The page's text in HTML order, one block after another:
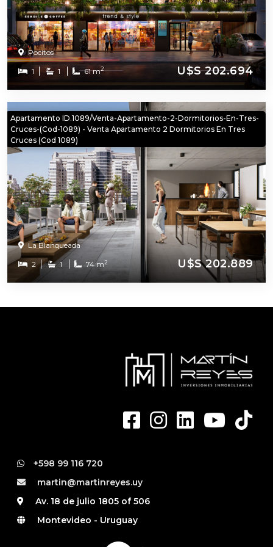
Pocitos
1 1 61 m2 U$S 202.694
Apartamento ID.1089/Venta-Apartamento-2-Dormitorios-En-Tres-
Cruces-(cod-1089) - Venta Apartamento 2 Dormitorios En Tres
Cruces (cod 1089)
La Blanqueada
2 1 74 m2 U$S 202.889
+598 99 116 720
martin@martinreyes.uy
Av. 18 de julio 1805 of 506
Montevideo - Uruguay